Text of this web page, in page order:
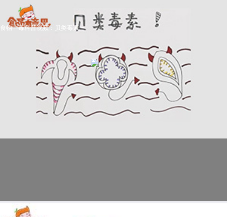
食物中毒科普视频：贝类毒素